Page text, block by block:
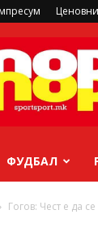
ФУДБАЛ
Гогов: Чест е да